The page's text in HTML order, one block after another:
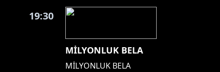
19:30
MİLYONLUK BELA
MİLYONLUK BELA